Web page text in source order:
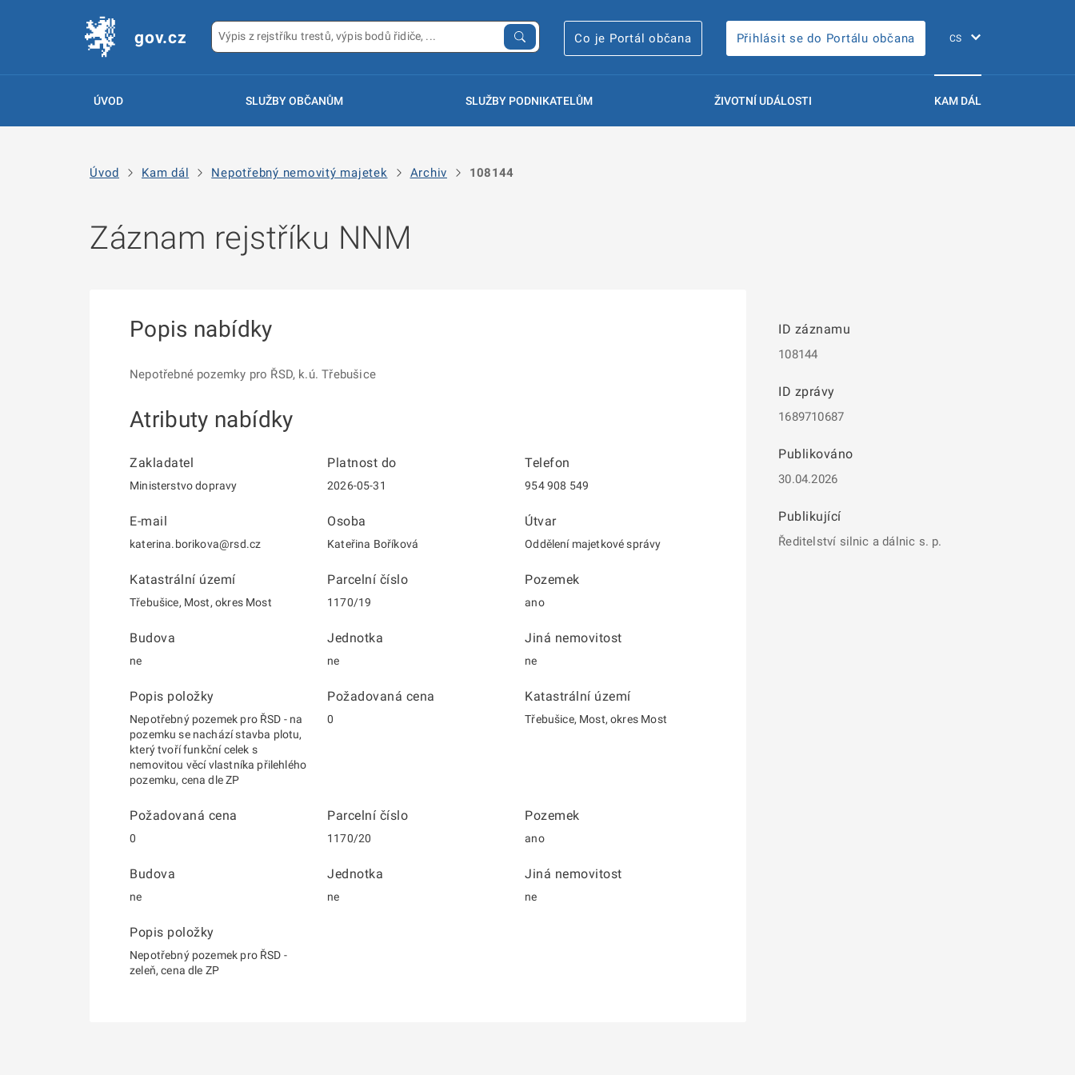
gov.cz Co je Portál občana Přihlásit se do Portálu občana
ÚVOD SLUŽBY OBČANŮM SLUŽBY PODNIKATELŮM ŽIVOTNÍ UDÁLOSTI KAM DÁL
Úvod Kam dál Nepotřebný nemovitý majetek Archiv 108144
Záznam rejstříku NNM
ID záznamu
108144
ID zprávy
1689710687
Publikováno
30.04.2026
Publikující
Ředitelství silnic a dálnic s. p.
Popis nabídky
Nepotřebné pozemky pro ŘSD, k.ú. Třebušice
Atributy nabídky
Zakladatel
Ministerstvo dopravy
Platnost do
2026-05-31
Telefon
954 908 549
E-mail
katerina.borikova@rsd.cz
Osoba
Kateřina Boříková
Útvar
Oddělení majetkové správy
Katastrální území
Třebušice, Most, okres Most
Parcelní číslo
1170/19
Pozemek
ano
Budova
ne
Jednotka
ne
Jiná nemovitost
ne
Popis položky
Nepotřebný pozemek pro ŘSD - na
pozemku se nachází stavba plotu,
který tvoří funkční celek s
nemovitou věcí vlastníka přilehlého
pozemku, cena dle ZP
Požadovaná cena
0
Katastrální území
Třebušice, Most, okres Most
Požadovaná cena
0
Parcelní číslo
1170/20
Pozemek
ano
Budova
ne
Jednotka
ne
Jiná nemovitost
ne
Popis položky
Nepotřebný pozemek pro ŘSD -
zeleň, cena dle ZP